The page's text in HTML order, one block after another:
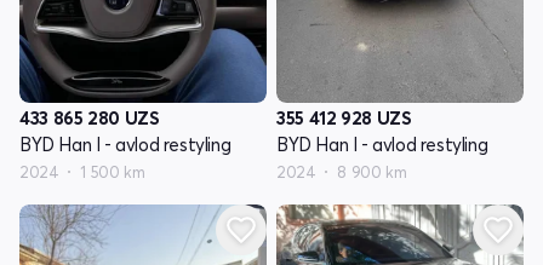
433 865 280 UZS
BYD Han I - avlod restyling
2024 1 500 km
355 412 928 UZS
BYD Han I - avlod restyling
2024 8 900 km